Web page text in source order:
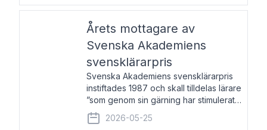
Prisbeloppet är 200 000 svenska
Årets mottagare av
Svenska Akademiens
svensklärarpris
Svenska Akademiens svensklärarpris
instiftades 1987 och skall tilldelas lärare
”som genom sin gärning har stimulerat
intresset hos unga människor för
svenska språket och litteraturen”.
2026-05-25